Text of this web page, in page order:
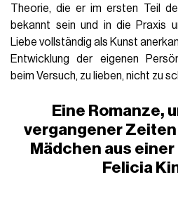
Theorie, die er im ersten Teil
bekannt sein und in die Praxis
Liebe vollständig als Kunst
Entwicklung der eigenen
beim Versuch, zu lieben, nicht zu
Eine Romanze,
vergangener Zeiten
Mädchen aus
Felicia